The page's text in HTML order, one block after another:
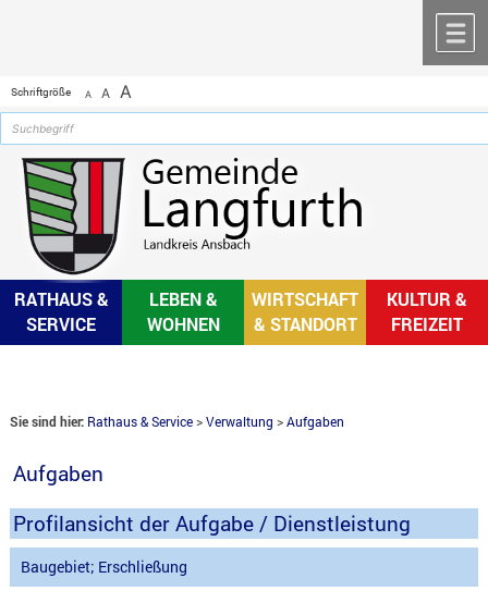
Schriftgröße A A A
RATHAUS &
SERVICE
LEBEN &
WOHNEN
WIRTSCHAFT
& STANDORT
KULTUR &
FREIZEIT
Sie sind hier: Rathaus & Service>Verwaltung >Aufgaben
Aufgaben
Profilansicht der Aufgabe / Dienstleistung
Baugebiet; Erschließung